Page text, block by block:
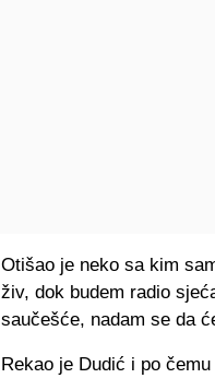
Otišao je neko sa kim
živ, dok budem radio
saučešće, nadam se da
Rekao je Dudić i po